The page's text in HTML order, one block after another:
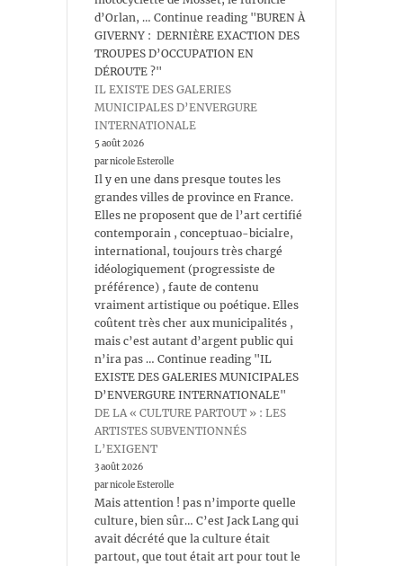
d’Orlan, … Continue reading "BUREN À
GIVERNY : DERNIÈRE EXACTION DES
TROUPES D’OCCUPATION EN
DÉROUTE ?"
IL EXISTE DES GALERIES
MUNICIPALES D’ENVERGURE
INTERNATIONALE
5 août 2026
par nicole Esterolle
Il y en une dans presque toutes les
grandes villes de province en France.
Elles ne proposent que de l’art certifié
contemporain , conceptuao-bicialre,
international, toujours très chargé
idéologiquement (progressiste de
préférence) , faute de contenu
vraiment artistique ou poétique. Elles
coûtent très cher aux municipalités ,
mais c’est autant d’argent public qui
n’ira pas … Continue reading "IL
EXISTE DES GALERIES MUNICIPALES
D’ENVERGURE INTERNATIONALE"
DE LA « CULTURE PARTOUT » : LES
ARTISTES SUBVENTIONNÉS
L’EXIGENT
3 août 2026
par nicole Esterolle
Mais attention ! pas n’importe quelle
culture, bien sûr… C’est Jack Lang qui
avait décrété que la culture était
partout, que tout était art pour tout le